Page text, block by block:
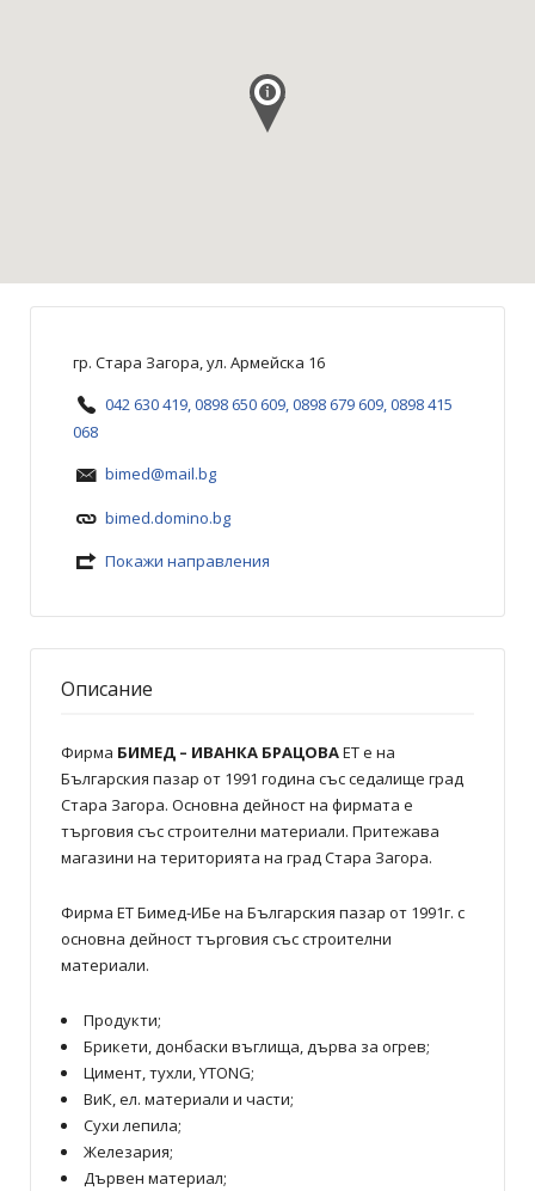
гр. Стара Загора, ул. Армейска 16
042 630 419, 0898 650 609, 0898 679 609, 0898 415
068
bimed@mail.bg
bimed.domino.bg
Покажи направления
Описание
Фирма БИМЕД – ИВАНКА БРАЦОВАЕТ е на
Българския пазар от 1991 година със седалище град
Стара Загора. Основна дейност на фирмата е
търговия със строителни материали. Притежава
магазини на територията на град Стара Загора.
Фирма ЕТ Бимед-ИБе на Българския пазар от 1991г. с
основна дейност търговия със строителни
материали.
Продукти;
Брикети, донбаски въглища, дърва за огрев;
Цимент, тухли, YTONG;
ВиК, ел. материали и части;
Сухи лепила;
Железария;
Дървен материал;